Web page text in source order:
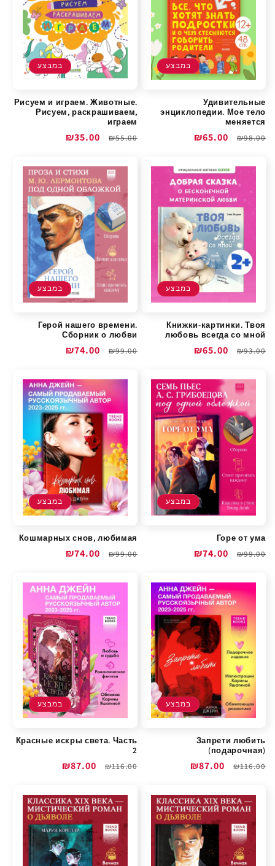
במבצע
Удивительные
энциклопедии. Мое тело
меняется
מחיר
₪98.00
מחיר
₪65.00
במבצע
Рисуем и играем. Животные.
Рисуем, раскрашиваем,
играем
מחיר
₪55.00
מחיר
₪35.00
במבצע
Книжки-картинки. Твоя
любовь всегда со мной
מחיר
₪93.00
מחיר
₪65.00
במבצע
Герой нашего времени.
Сборник о любви
מחיר
₪99.00
מחיר
₪74.00
במבצע
Горе от ума
מחיר
₪99.00
מחיר
₪74.00
במבצע
Кошмарных снов, любимая
מחיר
₪99.00
מחיר
₪74.00
במבצע
Запрети любить
(подарочная)
מחיר
₪116.00
מחיר
₪87.00
במבצע
Красные искры света. Часть
2
מחיר
₪116.00
מחיר
₪87.00